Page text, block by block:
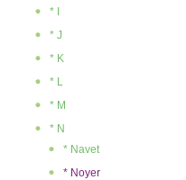
* I
* J
* K
* L
* M
* N
* Navet
* Noyer